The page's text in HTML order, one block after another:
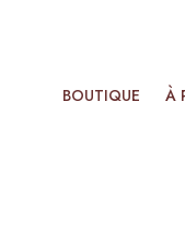
BOUTIQUE À